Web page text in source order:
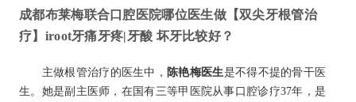
成都布莱梅联合口腔医院哪位医生做【双尖牙根管治
疗】iroot牙痛牙疼|牙酸 坏牙比较好？
主做根管治疗的医生中， 陈艳梅医生是不得不提的骨干医
生。她是副主医师，在国有三等甲医院从事口腔诊疗37年，是